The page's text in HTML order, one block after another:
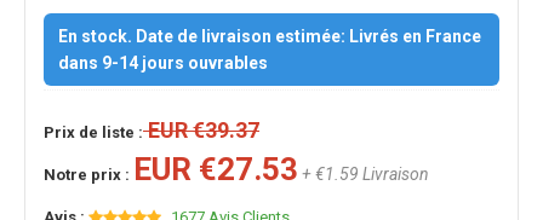
En stock. Date de livraison estimée: Livrés en France
dans 9-14 jours ouvrables
Prix de liste :EUR €39.37
Notre prix : EUR €27.53 + €1.59 Livraison